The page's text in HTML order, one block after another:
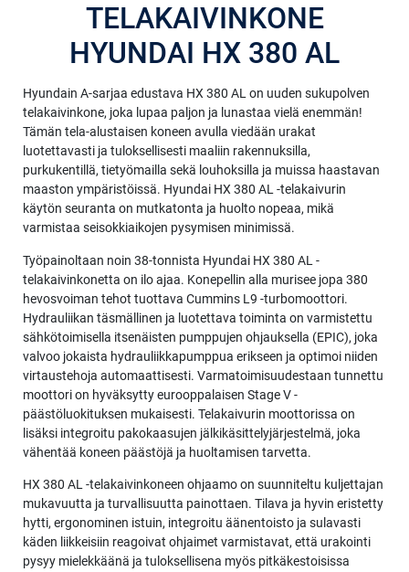
TELAKAIVINKONE
HYUNDAI HX 380 AL
Hyundain A-sarjaa edustava HX 380 AL on uuden sukupolven
telakaivinkone, joka lupaa paljon ja lunastaa vielä enemmän!
Tämän tela-alustaisen koneen avulla viedään urakat
luotettavasti ja tuloksellisesti maaliin rakennuksilla,
purkukentillä, tietyömailla sekä louhoksilla ja muissa haastavan
maaston ympäristöissä. Hyundai HX 380 AL -telakaivurin
käytön seuranta on mutkatonta ja huolto nopeaa, mikä
varmistaa seisokkiaikojen pysymisen minimissä.
Työpainoltaan noin 38-tonnista Hyundai HX 380 AL -
telakaivinkonetta on ilo ajaa. Konepellin alla murisee jopa 380
hevosvoiman tehot tuottava Cummins L9 -turbomoottori.
Hydrauliikan täsmällinen ja luotettava toiminta on varmistettu
sähkötoimisella itsenäisten pumppujen ohjauksella (EPIC), joka
valvoo jokaista hydrauliikkapumppua erikseen ja optimoi niiden
virtaustehoja automaattisesti. Varmatoimisuudestaan tunnettu
moottori on hyväksytty eurooppalaisen Stage V -
päästöluokituksen mukaisesti. Telakaivurin moottorissa on
lisäksi integroitu pakokaasujen jälkikäsittelyjärjestelmä, joka
vähentää koneen päästöjä ja huoltamisen tarvetta.
HX 380 AL -telakaivinkoneen ohjaamo on suunniteltu kuljettajan
mukavuutta ja turvallisuutta painottaen. Tilava ja hyvin eristetty
hytti, ergonominen istuin, integroitu äänentoisto ja sulavasti
käden liikkeisiin reagoivat ohjaimet varmistavat, että urakointi
pysyy mielekkäänä ja tuloksellisena myös pitkäkestoisissa